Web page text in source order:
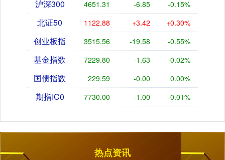
沪深300 4651.31 -6.85 -0.15%
北证50 1122.88 +3.42 +0.30%
创业板指 3515.56 -19.58 -0.55%
基金指数 7229.80 -1.63 -0.02%
国债指数 229.59 -0.00 0.00%
期指IC0 7730.00 -1.00 -0.01%
热点资讯